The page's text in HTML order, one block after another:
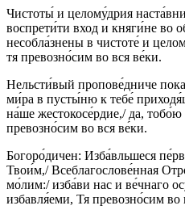
Чистоты́ и целому́дрия
воспрети́ти вход и княги́не во
несобла́знены в чистоте́ и
тя превозно́сим во вся ве́ки.
Нельсти́вый пропове́дниче
ми́ра в пусты́ню к тебе́
на́ше жестокосе́рдие,/ да,
превозно́сим во вся ве́ки.
Богоро́дичен: Изба́вльшеся
Твои́м,/ Всеблагослове́нная
мо́лим:/ изба́ви нас и ве́чнаго
избавля́еми, Тя превозно́сим во